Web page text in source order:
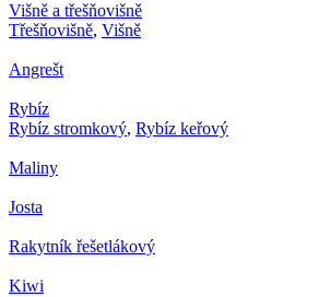
Višně a třešňovišně
Třešňovišně, Višně
Angrešt
Rybíz
Rybíz stromkový, Rybíz keřový
Maliny
Josta
Rakytník řešetlákový
Kiwi